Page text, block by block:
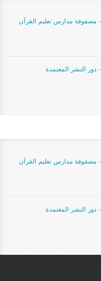
المصادر التعليمية 20222023 - مصفوفة مدارس تعليم القرآن
المصادر التعليمية 20222023 - مصفوفة مدارس تعليم القرآن